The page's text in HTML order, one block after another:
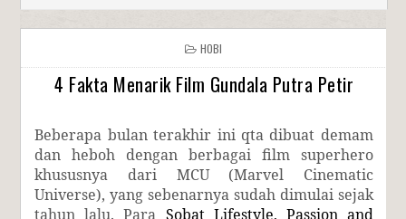
HOBI
4 Fakta Menarik Film Gundala Putra Petir
Beberapa bulan terakhir ini qta dibuat demam
dan heboh dengan berbagai film superhero
khususnya dari MCU (Marvel Cinematic
Universe), yang sebenarnya sudah dimulai sejak
tahun lalu. Para Sobat Lifestyle, Passion and